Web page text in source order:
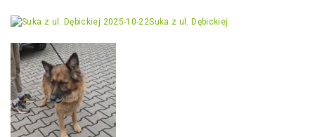
2025-10-22Suka z ul. Dębickiej